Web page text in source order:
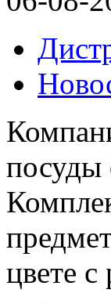
посуды
цвете